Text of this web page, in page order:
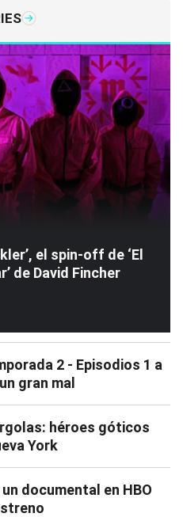
el spin-off de ‘El
de David Fincher
2 - Episodios 1 a
gran mal
héroes góticos
York
documental en HBO